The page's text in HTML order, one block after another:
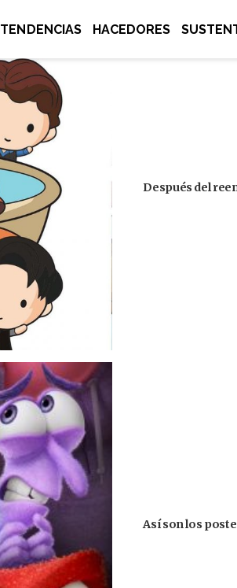
TENDENCIAS HACEDORES
Después del
Así son los